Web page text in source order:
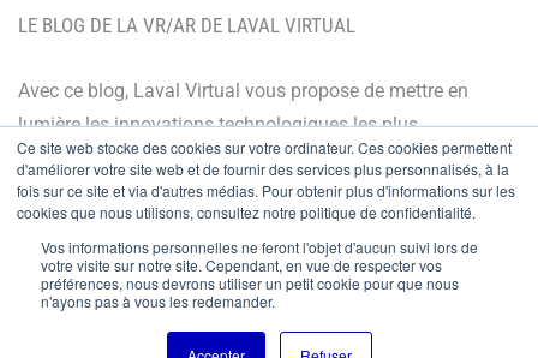
Ce site web stocke des cookies sur votre ordinateur. Ces cookies permettent
d'améliorer votre site web et de fournir des services plus personnalisés, à la
fois sur ce site et via d'autres médias. Pour obtenir plus d'informations sur les
cookies que nous utilisons, consultez notre politique de confidentialité.
Vos informations personnelles ne feront l'objet d'aucun suivi lors de
votre visite sur notre site. Cependant, en vue de respecter vos
préférences, nous devrons utiliser un petit cookie pour que nous
n'ayons pas à vous les redemander.
LE BLOG DE LA VR/AR DE LAVAL VIRTUAL
Avec ce blog, Laval Virtual vous propose de mettre en
lumière les innovations technologiques les plus
récentes et les dernières tendances. Orienté BtoB, le
blog de Laval Virtual s’adresse à tous ceux qui désirent
mieux comprendre et mieux maîtriser les technologies
immersives, les intégrer à leur chaîne de valeur ou
encore anticiper leurs évolutions.